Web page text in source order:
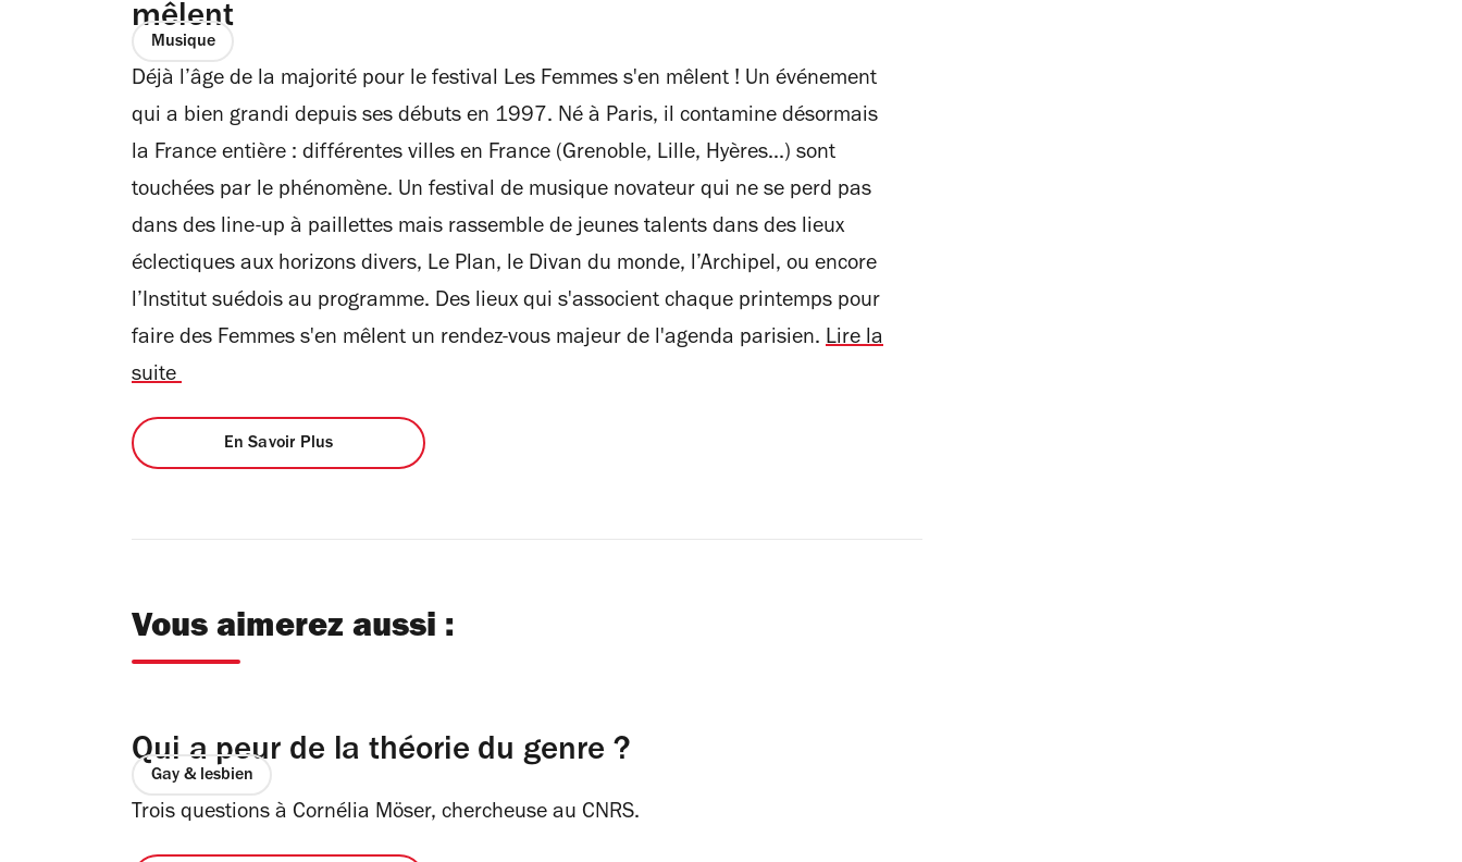
mêlent
Musique
Déjà l’âge de la majorité pour le festival Les Femmes s'en mêlent ! Un événement
qui a bien grandi depuis ses débuts en 1997. Né à Paris, il contamine désormais
la France entière : différentes villes en France (Grenoble, Lille, Hyères...) sont
touchées par le phénomène. Un festival de musique novateur qui ne se perd pas
dans des line-up à paillettes mais rassemble de jeunes talents dans des lieux
éclectiques aux horizons divers, Le Plan, le Divan du monde, l’Archipel, ou encore
l’Institut suédois au programme. Des lieux qui s'associent chaque printemps pour
faire des Femmes s'en mêlent un rendez-vous majeur de l'agenda parisien. Lire la
suite
En Savoir Plus
Vous aimerez aussi :
Qui a peur de la théorie du genre ?
Gay & lesbien
Trois questions à Cornélia Möser, chercheuse au CNRS.